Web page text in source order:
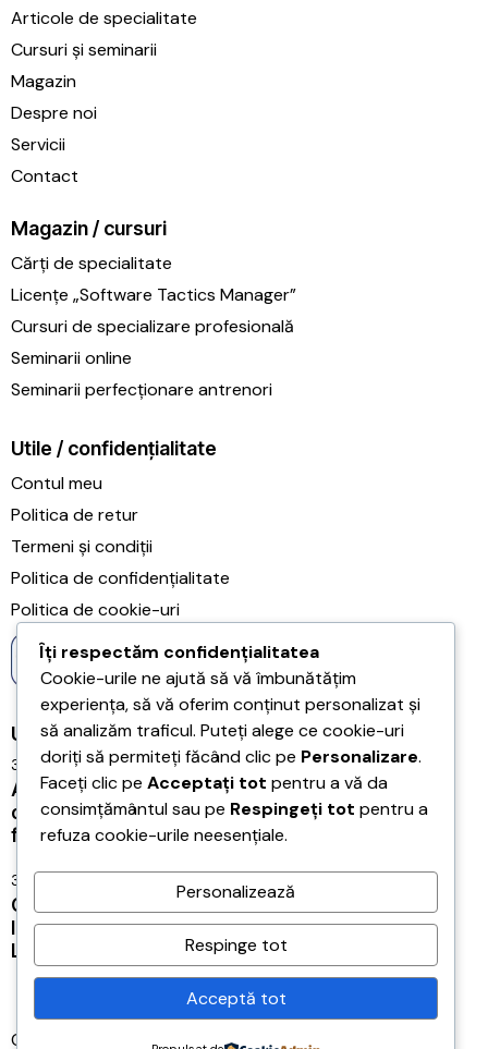
Articole de specialitate
Cursuri și seminarii
Magazin
Despre noi
Servicii
Contact
Magazin / cursuri
Cărți de specialitate
Licențe „Software Tactics Manager”
Cursuri de specializare profesională
Seminarii online
Seminarii perfecționare antrenori
Utile / confidențialitate
Contul meu
Politica de retur
Termeni și condiții
Politica de confidențialitate
Politica de cookie-uri
Ultimele articole
31/07/2026
Acreditarea Școlii Postliceale CRSSE Timișoara
confirmă legalitatea și calitatea programului de
formare a antrenorilor
31/07/2026
CONEXIUNILE – LEGĂTURILE ÎNTRE JUCĂTORI,
IMPORTANȚA TACTICĂ ȘI FUNCȚIONALITATEA
LOR
Copyright © 2026 TOP COACHES AHEAD SRL
Îți respectăm confidențialitatea
Cookie-urile ne ajută să vă îmbunătățim
experiența, să vă oferim conținut personalizat și
să analizăm traficul. Puteți alege ce cookie-uri
doriți să permiteți făcând clic pe Personalizare.
Faceți clic pe Acceptați tot pentru a vă da
consimțământul sau pe Respingeți tot pentru a
refuza cookie-urile neesențiale.
Personalizează
Respinge tot
Acceptă tot